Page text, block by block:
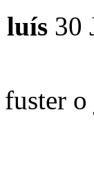
luís 30